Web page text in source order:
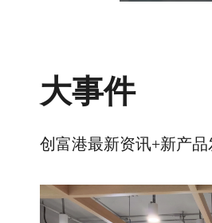
大事件
创富港最新资讯+新产